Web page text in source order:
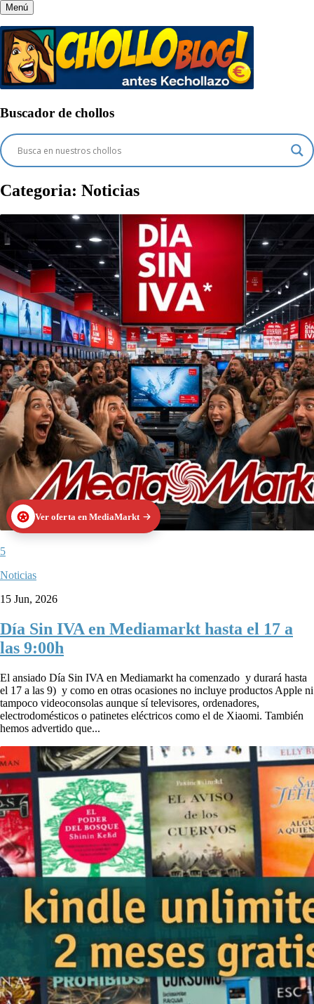
Menú
Buscador de chollos
Categoria: Noticias
Ver oferta en MediaMarkt
5
Noticias
15 Jun, 2026
Día Sin IVA en Mediamarkt hasta el 17 a
las 9:00h
El ansiado Día Sin IVA en Mediamarkt ha comenzado y durará hasta
el 17 a las 9) y como en otras ocasiones no incluye productos Apple ni
tampoco videoconsolas aunque sí televisores, ordenadores,
electrodomésticos o patinetes eléctricos como el de Xiaomi. También
hemos advertido que...